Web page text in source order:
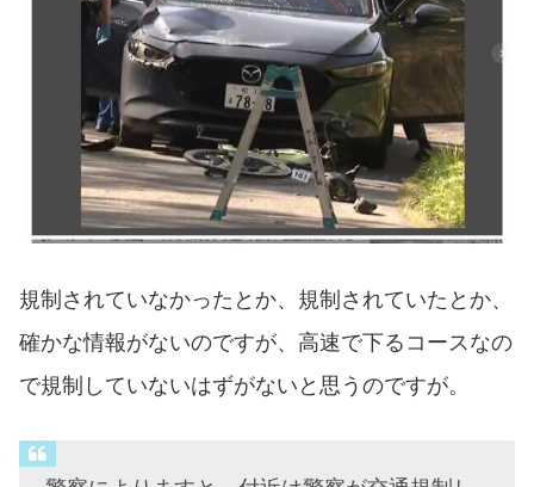
規制されていなかったとか、規制されていたとか、
確かな情報がないのですが、高速で下るコースなの
で規制していないはずがないと思うのですが。